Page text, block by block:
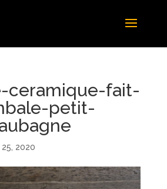
ceramique-fait-
petit-
2020